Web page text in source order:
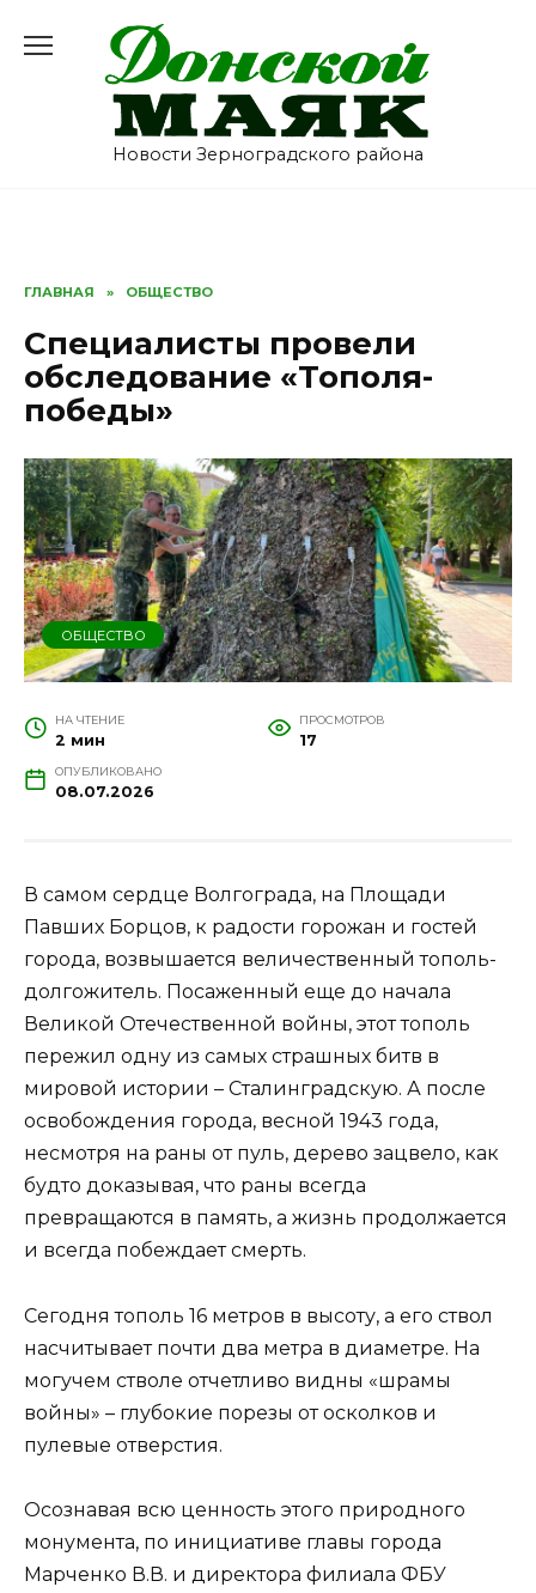
содержанию
Новости Зерноградского района
ГЛАВНАЯ » ОБЩЕСТВО
Специалисты провели
обследование «Тополя-
победы»
ОБЩЕСТВО
НА ЧТЕНИЕ
2 мин
ПРОСМОТРОВ
17
ОПУБЛИКОВАНО
08.07.2026
В самом сердце Волгограда, на Площади
Павших Борцов, к радости горожан и гостей
города, возвышается величественный тополь-
долгожитель. Посаженный еще до начала
Великой Отечественной войны, этот тополь
пережил одну из самых страшных битв в
мировой истории – Сталинградскую. А после
освобождения города, весной 1943 года,
несмотря на раны от пуль, дерево зацвело, как
будто доказывая, что раны всегда
превращаются в память, а жизнь продолжается
и всегда побеждает смерть.
Сегодня тополь 16 метров в высоту, а его ствол
насчитывает почти два метра в диаметре. На
могучем стволе отчетливо видны «шрамы
войны» – глубокие порезы от осколков и
пулевые отверстия.
Осознавая всю ценность этого природного
монумента, по инициативе главы города
Марченко В.В. и директора филиала ФБУ